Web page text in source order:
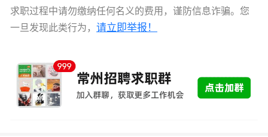
求职过程中请勿缴纳任何名义的费用，谨防信息诈骗。您
一旦发现此类行为， 请立即举报！